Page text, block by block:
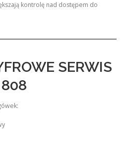
kontrolę nad dostępem do
SERWIS